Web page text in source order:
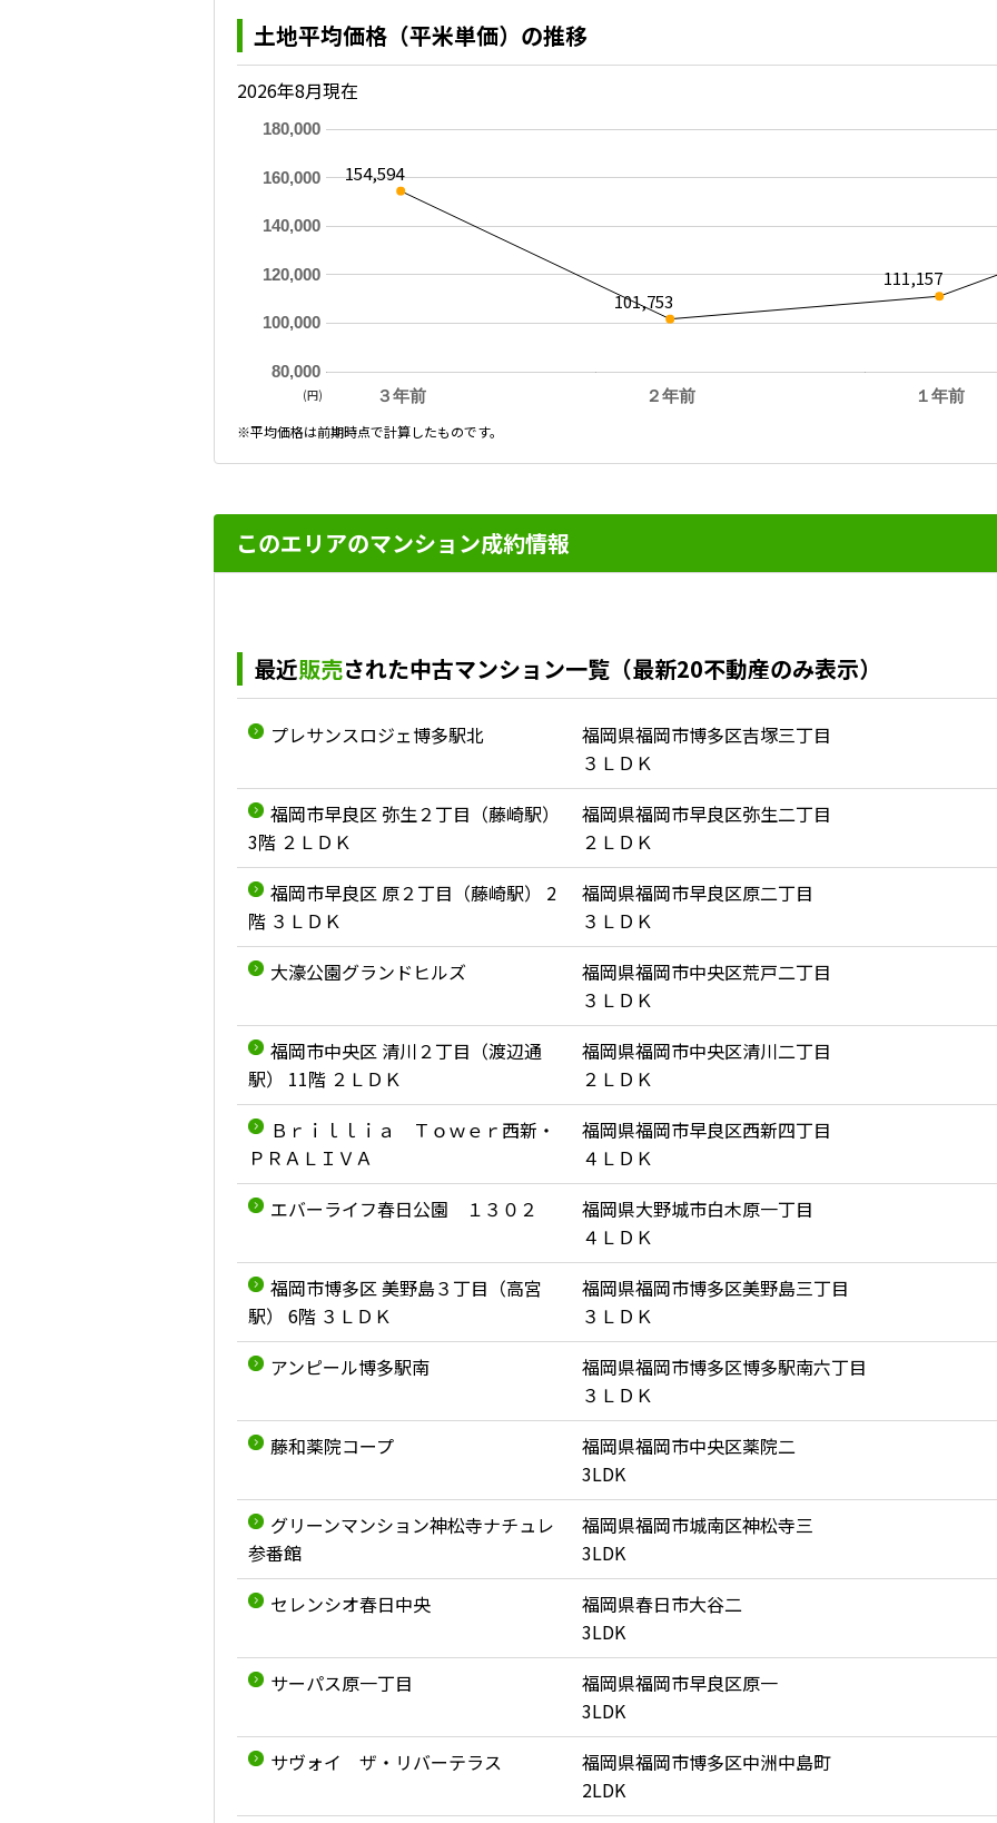
土地平均価格（平米単価）の推移
2026年8月現在
３年前 ２年前 １年前
80,000
100,000
120,000
140,000
160,000
180,000
154,594
101,753
111,157
(円)
※平均価格は前期時点で計算したものです。
このエリアのマンション成約情報
最近販売された中古マンション一覧（最新20不動産のみ表示）
プレサンスロジェ博多駅北
福岡県福岡市博多区吉塚三丁目
３ＬＤＫ
福岡市早良区 弥生２丁目（藤崎駅）
3階 ２ＬＤＫ
福岡県福岡市早良区弥生二丁目
２ＬＤＫ
福岡市早良区 原２丁目（藤崎駅） 2
階 ３ＬＤＫ
福岡県福岡市早良区原二丁目
３ＬＤＫ
大濠公園グランドヒルズ
福岡県福岡市中央区荒戸二丁目
３ＬＤＫ
福岡市中央区 清川２丁目（渡辺通
駅） 11階 ２ＬＤＫ
福岡県福岡市中央区清川二丁目
２ＬＤＫ
Ｂｒｉｌｌｉａ Ｔｏｗｅｒ西新・
ＰＲＡＬＩＶＡ
福岡県福岡市早良区西新四丁目
４ＬＤＫ
エバーライフ春日公園 １３０２
福岡県大野城市白木原一丁目
４ＬＤＫ
福岡市博多区 美野島３丁目（高宮
駅） 6階 ３ＬＤＫ
福岡県福岡市博多区美野島三丁目
３ＬＤＫ
アンピール博多駅南
福岡県福岡市博多区博多駅南六丁目
３ＬＤＫ
藤和薬院コープ
福岡県福岡市中央区薬院二
3LDK
グリーンマンション神松寺ナチュレ
参番館
福岡県福岡市城南区神松寺三
3LDK
セレンシオ春日中央
福岡県春日市大谷二
3LDK
サーパス原一丁目
福岡県福岡市早良区原一
3LDK
サヴォイ ザ・リバーテラス
福岡県福岡市博多区中洲中島町
2LDK